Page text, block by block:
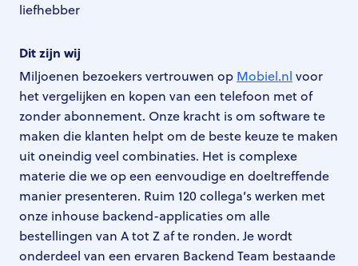
liefhebber
Dit zijn wij
Miljoenen bezoekers vertrouwen op Mobiel.nl voor
het vergelijken en kopen van een telefoon met of
zonder abonnement. Onze kracht is om software te
maken die klanten helpt om de beste keuze te maken
uit oneindig veel combinaties. Het is complexe
materie die we op een eenvoudige en doeltreffende
manier presenteren. Ruim 120 collega’s werken met
onze inhouse backend-applicaties om alle
bestellingen van A tot Z af te ronden. Je wordt
onderdeel van een ervaren Backend Team bestaande